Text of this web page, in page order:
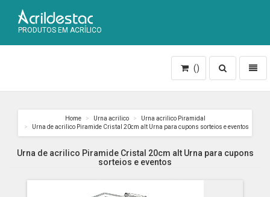
PRODUTOS EM ACRÍLICO
Toggle
search
()
Home Urna acrilico
Urna acrilico Piramidal
Urna de acrilico Piramide Cristal 20cm alt Urna para cupons sorteios e eventos
Urna de acrilico Piramide Cristal 20cm alt Urna para cupons
sorteios e eventos